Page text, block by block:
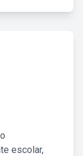
escolar,